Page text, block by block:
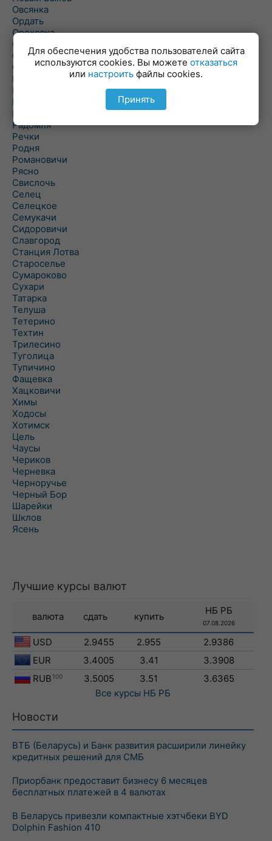
Овсянка
Ордать
Ореховка
Осиновка
Осиповичи
Осово
Павловичи
Паршино
Петуховка
Пудовня
Радомля
Речки
Родня
Романовичи
Рясно
Свислочь
Селец
Селецкое
Семукачи
Сидоровичи
Славгород
Станция Лотва
Староселье
Сумароково
Сухари
Татарка
Телуша
Тетерино
Техтин
Трилесино
Туголица
Тупичино
Фащевка
Хацковичи
Химы
Ходосы
Хотимск
Цель
Чаусы
Чериков
Черневка
Черноручье
Черный Бор
Шарейки
Шклов
Ясень
Лучшие курсы валют
валюта сдать купить
НБ РБ
07.08.2026
USD 2.9455 2.955
2.9386
EUR
3.4005 3.41
3.3908
RUB 100 3.5005 3.51
3.6365
Все курсы НБ РБ
Новости
ВТБ (Беларусь) и Банк развития расширили линейку
кредитных решений для СМБ
Приорбанк предоставит бизнесу 6 месяцев
бесплатных платежей в 4 валютах
В Беларусь привезли компактные хэтчбеки BYD
Dolphin Fashion 410
Для обеспечения удобства пользователей сайта
используются cookies. Вы можете отказаться
или настроить файлы cookies.
Принять